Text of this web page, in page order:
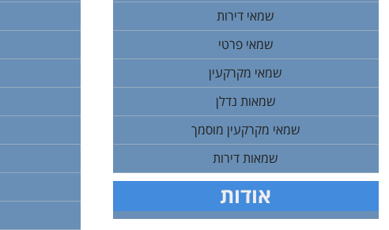
שמאי דירות
שמאי פרטי
שמאי מקרקעין
שמאות נדלן
שמאי מקרקעין מוסמך
שמאות דירות
אודות